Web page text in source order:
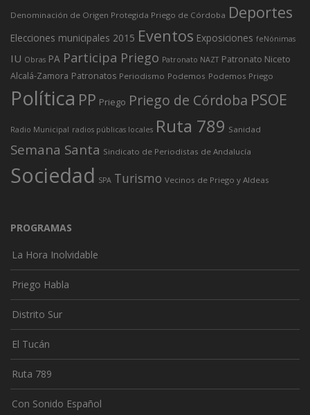
Denominación de Origen Protegida Priego de Córdoba Deportes
Elecciones municipales 2015 Eventos Exposiciones feNónimas
IU Obras PA Participa Priego Patronato NAZT Patronato Niceto
Alcalá-Zamora Patronatos Periodismo Podemos Podemos Priego
Política PP Priego Priego de Córdoba PSOE
Radio Municipal radios públicas locales Ruta 789 Sanidad
Semana Santa Sindicato de Periodistas de Andalucía
Sociedad SPA Turismo Vecinos de Priego y Aldeas
PROGRAMAS
La Hora Inolvidable
Priego Habla
Distrito Sur
El Tucán
Ruta 789
Con Sonido Español